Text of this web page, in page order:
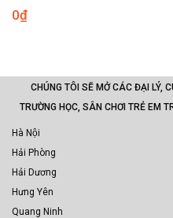
0₫
CHÚNG TÔI SẼ MỞ CÁC ĐẠI LÝ,
TRƯỜNG HỌC, SÂN CHƠI TRẺ EM
Hà Nội
Hải Phòng
Hải Dương
Hưng Yên
Quang Ninh